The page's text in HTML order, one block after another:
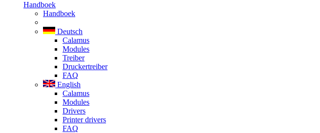
Handboek
Handboek
Deutsch
Calamus
Modules
Treiber
Druckertreiber
FAQ
English
Calamus
Modules
Drivers
Printer drivers
FAQ